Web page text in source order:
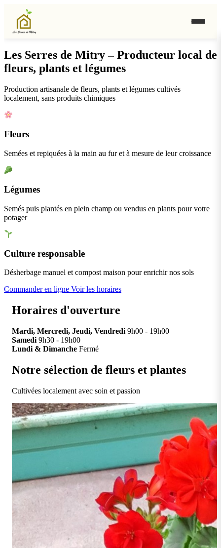
Les Serres de Mitry – Producteur local de
fleurs, plants et légumes
Production artisanale de fleurs, plants et légumes cultivés
localement, sans produits chimiques
Fleurs
Semées et repiquées à la main au fur et à mesure de leur croissance
Légumes
Semés puis plantés en plein champ ou vendus en plants pour votre
potager
Culture responsable
Désherbage manuel et compost maison pour enrichir nos sols
Commander en ligne Voir les horaires
Horaires d'ouverture
Mardi, Mercredi, Jeudi, Vendredi 9h00 - 19h00
Samedi 9h30 - 19h00
Lundi & Dimanche Fermé
Notre sélection de fleurs et plantes
Cultivées localement avec soin et passion